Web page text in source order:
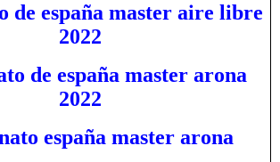
de españa master aire libre
2022
de españa master arona
2022
españa master arona